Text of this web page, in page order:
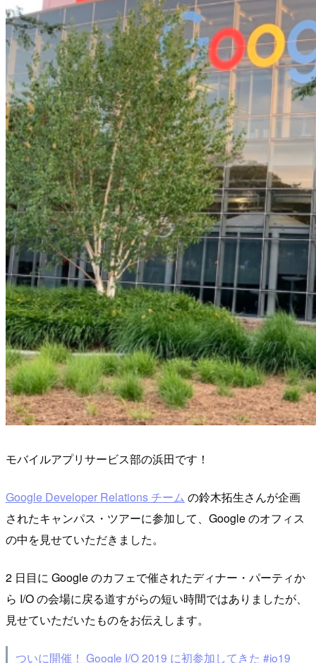
モバイルアプリサービス部の浜田です！
Google Developer Relations チーム の鈴木拓生さんが企画
されたキャンパス・ツアーに参加して、Google のオフィス
の中を見せていただきました。
2 日目に Google のカフェで催されたディナー・パーティか
ら I/O の会場に戻る道すがらの短い時間ではありましたが、
見せていただいたものをお伝えします。
ついに開催！ Google I/O 2019 に初参加してきた #io19